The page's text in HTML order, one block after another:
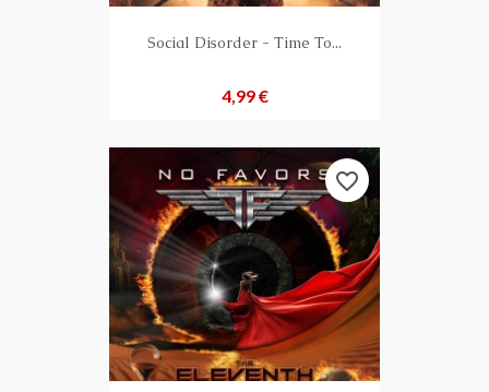
Social Disorder - Time To...
Preis
4,99 €
favorite_border